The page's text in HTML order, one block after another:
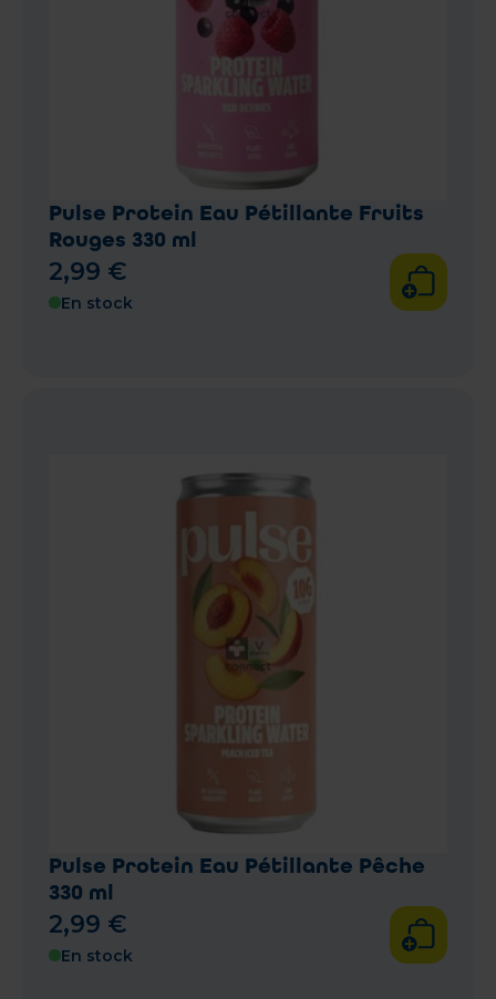
Pulse Protein Eau Pétillante Fruits
Rouges 330 ml
2,99 €
En stock
Pulse Protein Eau Pétillante Pêche
330 ml
2,99 €
En stock